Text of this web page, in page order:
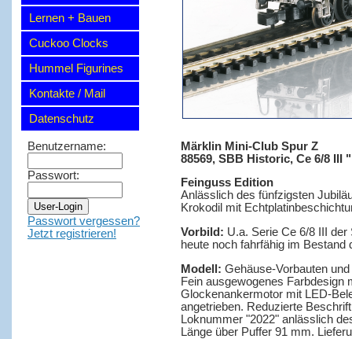
Lernen + Bauen
Cuckoo Clocks
Hummel Figurines
Kontakte / Mail
Datenschutz
Benutzername:
Passwort:
Passwort vergessen?
Jetzt registrieren!
Märklin Mini-Club Spur Z
88569, SBB Historic, Ce 6/8
Feinguss Edition
Anlässlich des fünfzigsten
Krokodil mit
Vorbild: U.a. Serie Ce 6/8 III
heute noch fahrfähig im
Modell: Gehäuse-Vorbauten
Fein ausgewogenes Farbdesign
Glockenankermotor mit LED-
angetrieben. Reduzierte
Loknummer "2022" anlässlich
Länge über Puffer 91 mm.